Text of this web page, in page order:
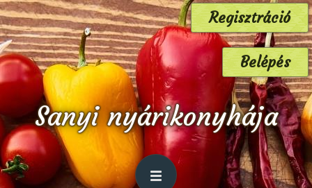
Regisztráció
Belépés
Sanyi nyárikonyhája